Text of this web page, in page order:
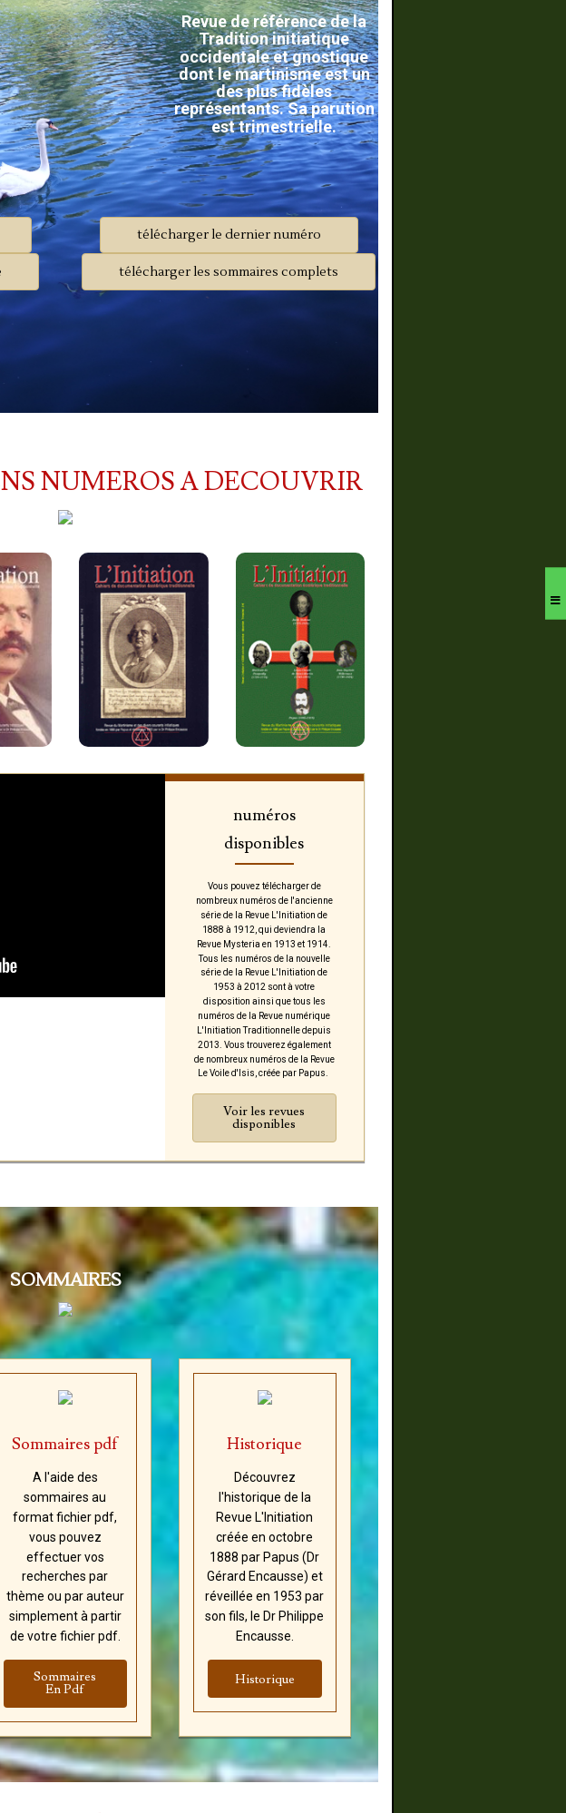
Revue de référence de la
Tradition initiatique
occidentale et gnostique
dont le martinisme est un
des plus fidèles
représentants. Sa parution
est trimestrielle.
télécharger le dernier numéro
télécharger les sommaires complets
NUMEROS A DECOUVRIR
numéros
disponibles
Vous pouvez télécharger de
nombreux numéros de l'ancienne
série de la Revue L'Initiation de
1888 à 1912, qui deviendra la
Revue Mysteria en 1913 et 1914.
Tous les numéros de la nouvelle
série de la Revue L'Initiation de
1953 à 2012 sont à votre
disposition ainsi que tous les
numéros de la Revue numérique
L'Initiation Traditionnelle depuis
2013. Vous trouverez également
de nombreux numéros de la Revue
Le Voile d'Isis, créée par Papus.
Voir les revues
disponibles
SOMMAIRES
Sommaires pdf
A l'aide des
sommaires au
format fichier pdf,
vous pouvez
effectuer vos
recherches par
thème ou par auteur
simplement à partir
de votre fichier pdf.
Sommaires
En Pdf
Historique
Découvrez
l'historique de la
Revue L'Initiation
créée en octobre
1888 par Papus (Dr
Gérard Encausse) et
réveillée en 1953 par
son fils, le Dr Philippe
Encausse.
Historique